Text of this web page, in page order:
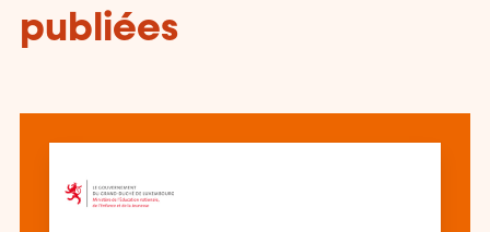
publiées